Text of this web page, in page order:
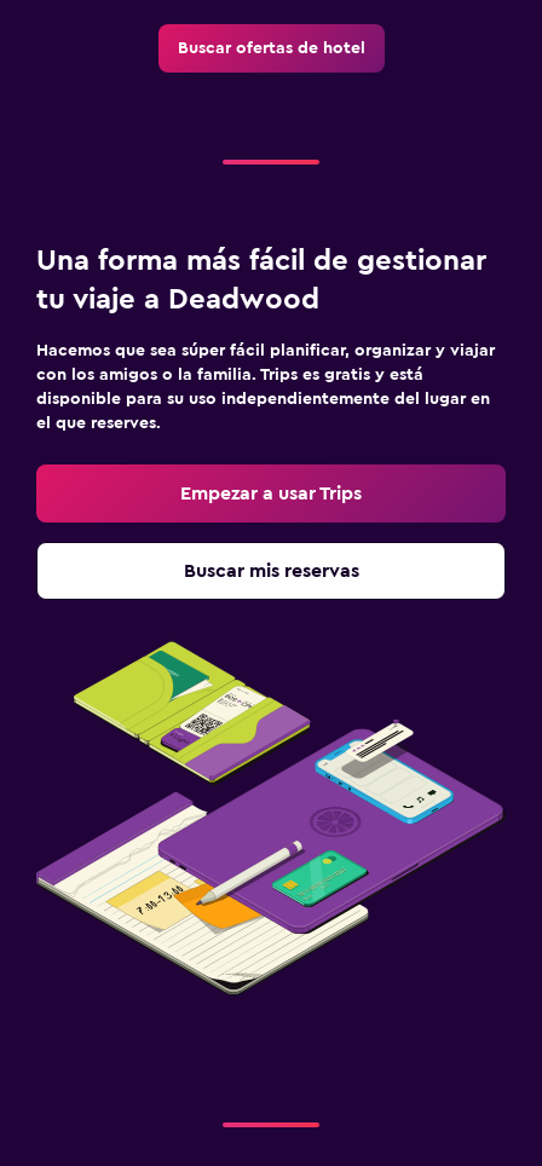
Botiquín de primeros auxilios
Estacionamiento gratuito
Estacionamiento privado
Zona de trabajo
Fax/fotocopiadora
Escritorio
Bañera de hidromasaje
Plancha y tabla de planchar
Ideal para familias
Gimnasio
Gimnasio
Buscar ofertas de hotel
Una forma más fácil de gestionar
tu viaje a Deadwood
Hacemos que sea súper fácil planificar, organizar y viajar
con los amigos o la familia. Trips es gratis y está
disponible para su uso independientemente del lugar en
el que reserves.
Empezar a usar Trips
Buscar mis reservas